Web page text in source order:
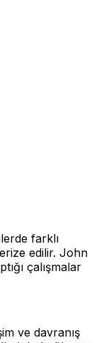
farklı
edilir. John
çalışmalar
ve davranış